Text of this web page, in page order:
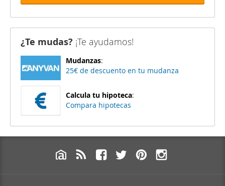
¿Te mudas? ¡Te ayudamos!
Mudanzas:
25€ de descuento en tu mudanza
Calcula tu hipoteca:
Compara hipotecas